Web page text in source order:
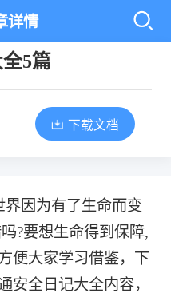
详情
5篇
下载文档
因为有了生命而变
?要想生命得到保障,
便大家学习借鉴，下
安全日记大全内容，